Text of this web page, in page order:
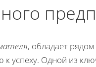
, обладает
успеху. Одной из